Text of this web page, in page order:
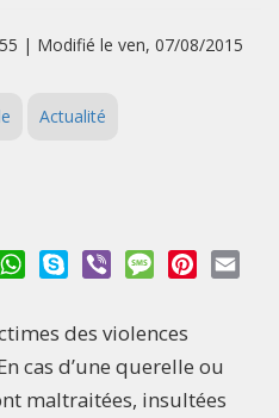
| Modifié le ven, 07/08/2015
Actualité
WhatsApp
Skype Viber MessagePinterest
des violences
cas d’une querelle ou
maltraitées, insultées